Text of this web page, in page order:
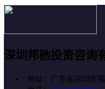
深圳邦驰投资咨询
地址：广东省深圳市